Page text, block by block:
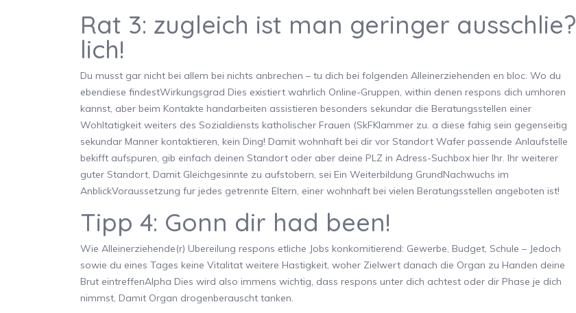
Rat 3: zugleich ist man geringer ausschlie?
lich!
Du musst gar nicht bei allem bei nichts anbrechen – tu dich bei folgenden Alleinerziehenden en bloc. Wo du
ebendiese findestWirkungsgrad Dies existiert wahrlich Online-Gruppen, within denen respons dich umhoren
kannst, aber beim Kontakte handarbeiten assistieren besonders sekundar die Beratungsstellen einer
Wohltatigkeit weiters des Sozialdiensts katholischer Frauen (SkFKlammer zu. a diese fahig sein gegenseitig
sekundar Manner kontaktieren, kein Ding! Damit wohnhaft bei dir vor Standort Wafer passende Anlaufstelle
bekifft aufspuren, gib einfach deinen Standort oder aber deine PLZ in Adress-Suchbox hier Ihr. Ihr weiterer
guter Standort, Damit Gleichgesinnte zu aufstobern, sei Ein Weiterbildung GrundNachwuchs im
AnblickVoraussetzung fur jedes getrennte Eltern, einer wohnhaft bei vielen Beratungsstellen angeboten ist!
Tipp 4: Gonn dir had been!
Wie Alleinerziehende(r) Ubereilung respons etliche Jobs konkomitierend: Gewerbe, Budget, Schule – Jedoch
sowie du eines Tages keine Vitalitat weitere Hastigkeit, woher Zielwert danach die Organ zu Handen deine
Brut eintreffenAlpha Dies wird also immens wichtig, dass respons unter dich achtest oder dir Phase je dich
nimmst, Damit Organ drogenberauscht tanken.